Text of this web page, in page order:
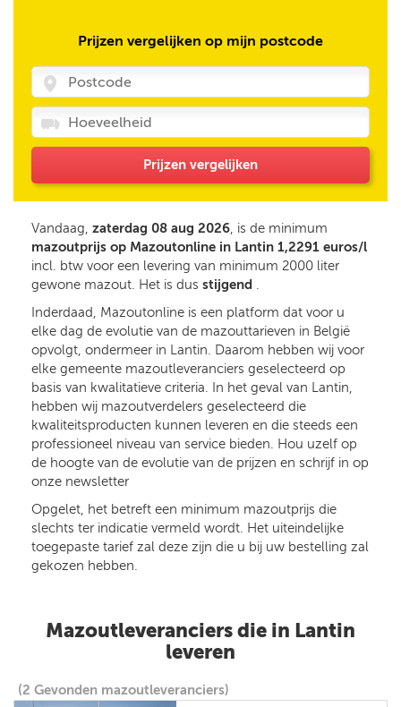
Prijzen vergelijken op mijn postcode
Prijzen vergelijken
Vandaag, zaterdag 08 aug 2026, is de minimum
mazoutprijs op Mazoutonline in Lantin 1,2291 euros/l
incl. btw voor een levering van minimum 2000 liter
gewone mazout. Het is dus stijgend .
Inderdaad, Mazoutonline is een platform dat voor u
elke dag de evolutie van de mazouttarieven in België
opvolgt, ondermeer in Lantin. Daarom hebben wij voor
elke gemeente mazoutleveranciers geselecteerd op
basis van kwalitatieve criteria. In het geval van Lantin,
hebben wij mazoutverdelers geselecteerd die
kwaliteitsproducten kunnen leveren en die steeds een
professioneel niveau van service bieden. Hou uzelf op
de hoogte van de evolutie van de prijzen en schrijf in op
onze newsletter
Opgelet, het betreft een minimum mazoutprijs die
slechts ter indicatie vermeld wordt. Het uiteindelijke
toegepaste tarief zal deze zijn die u bij uw bestelling zal
gekozen hebben.
Mazoutleveranciers die in Lantin
leveren
(2 Gevonden mazoutleveranciers)